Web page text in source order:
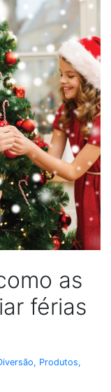
as
férias
, Produtos,